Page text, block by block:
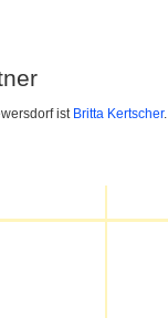
ist Britta Kertscher.